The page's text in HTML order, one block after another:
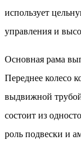
использует
управления и
Основная рама
Переднее колесо
выдвижной
состоит из
роль подвески и